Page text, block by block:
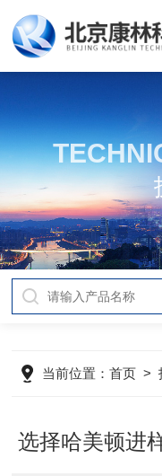
当前位置：首页 >
选择哈美顿进